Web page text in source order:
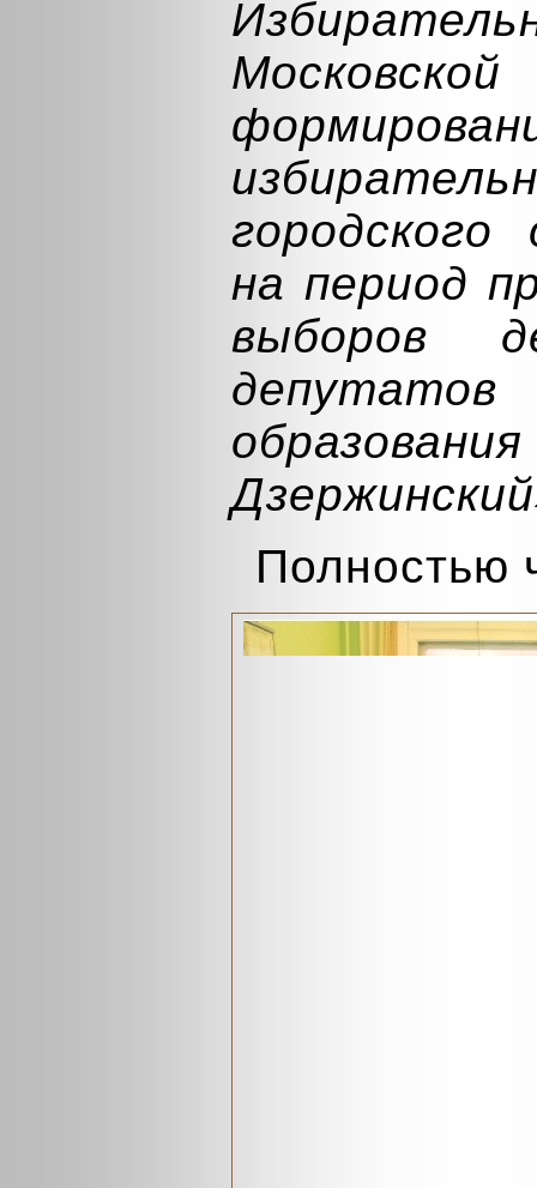
городского
на период
выборов
Полностью